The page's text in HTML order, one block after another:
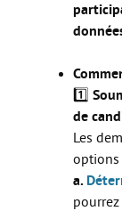
1️⃣
de
Les
options
a.